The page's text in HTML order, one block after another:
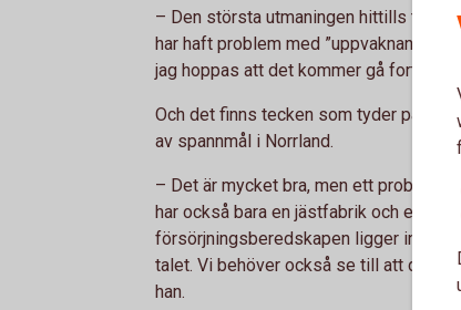
– Den största utmaningen hittills
har haft problem med ”uppvaknandet”.
jag hoppas att det kommer gå fortare
Och det finns tecken som tyder på
av spannmål i Norrland.
– Det är mycket bra, men ett problem
har också bara en jästfabrik och ett
försörjningsberedskapen ligger inte
talet. Vi behöver också se till att det
han.